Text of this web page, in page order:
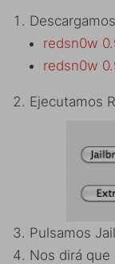
redsn0w
redsn0w
Ejecutamos
Pulsamos
Nos dirá